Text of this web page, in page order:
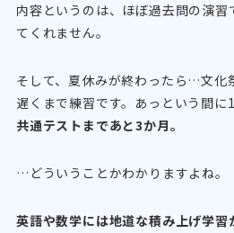
内容というのは、ほぼ過去問の演習
てくれません。
そして、夏休みが終わったら…文化
遅くまで練習です。あっという間に
共通テストまであと3か月。
…どういうことかわかりますよね。
英語や数学には地道な積み上げ学習